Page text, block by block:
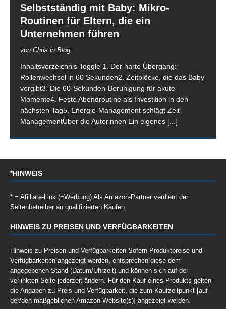
Selbstständig mit Baby: Mikro-
Routinen für Eltern, die ein
Unternehmen führen
von Chris in Blog
Inhaltsverzeichnis Toggle 1. Der harte Übergang:
Rollenwechsel in 60 Sekunden2. Zeitblöcke, die das Baby
vorgibt3. Die 60-Sekunden-Beruhigung für akute
Momente4. Feste Abendroutine als Investition in den
nächsten Tag5. Energie-Management schlägt Zeit-
ManagementÜber die Autorinnen Ein eigenes [...]
*HINWEIS
* = Afilliate-Link (=Werbung) Als Amazon-Partner verdient der
Seitenbetreiber an qualifizierten Käufen.
HINWEIS ZU PREISEN UND VERFÜGBARKEITEN
Hinweis zu Preisen und Verfügbarkeiten Sofern Produktpreise und
Verfügbarkeiten angezeigt werden, entsprechen diese dem
angegebenen Stand (Datum/Uhrzeit) und können sich auf der
verlinkten Seite jederzeit ändern. Für den Kauf eines Produkts gelten
die Angaben zu Preis und Verfügbarkeit, die zum Kaufzeitpunkt [auf
der/den maßgeblichen Amazon-Website(s)] angezeigt werden.